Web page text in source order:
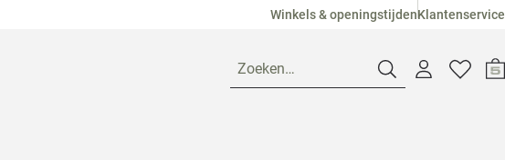
Winkels & openingstijdenKlantenservice
Zoeken…